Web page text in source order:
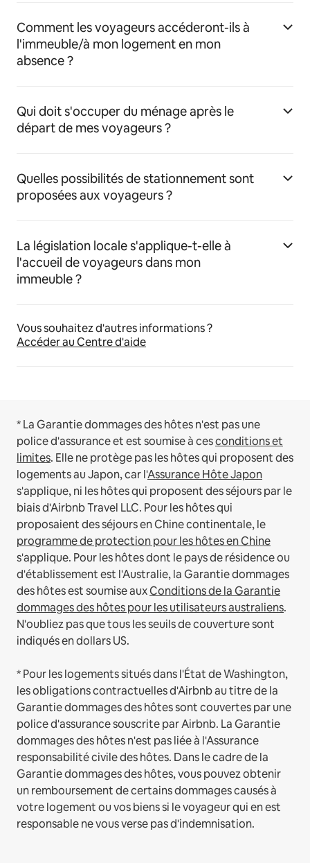
Comment les voyageurs accéderont-ils à
l'immeuble/à mon logement en mon
absence ?
Qui doit s'occuper du ménage après le
départ de mes voyageurs ?
Quelles possibilités de stationnement sont
proposées aux voyageurs ?
La législation locale s'applique-t-elle à
l'accueil de voyageurs dans mon
immeuble ?
Vous souhaitez d'autres informations ?
Accéder au Centre d'aide
* La Garantie dommages des hôtes n'est pas une
police d'assurance et est soumise à cesconditions et
limites. Elle ne protège pas les hôtes qui proposent des
logements au Japon, car l'Assurance Hôte Japon
s'applique, ni les hôtes qui proposent des séjours par le
biais d'Airbnb Travel LLC. Pour les hôtes qui
proposaient des séjours en Chine continentale, le
programme de protection pour les hôtes en Chine
s'applique. Pour les hôtes dont le pays de résidence ou
d'établissement est l'Australie, la Garantie dommages
des hôtes est soumise auxConditions de la Garantie
dommages des hôtes pour les utilisateurs australiens.
N'oubliez pas que tous les seuils de couverture sont
indiqués en dollars US.
* Pour les logements situés dans l'État de Washington,
les obligations contractuelles d'Airbnb au titre de la
Garantie dommages des hôtes sont couvertes par une
police d'assurance souscrite par Airbnb. La Garantie
dommages des hôtes n'est pas liée à l'Assurance
responsabilité civile des hôtes. Dans le cadre de la
Garantie dommages des hôtes, vous pouvez obtenir
un remboursement de certains dommages causés à
votre logement ou vos biens si le voyageur qui en est
responsable ne vous verse pas d'indemnisation.